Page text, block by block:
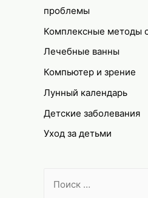
проблемы
Комплексные методы
Лечебные ванны
Компьютер и зрение
Лунный календарь
Детские заболевания
Уход за детьми